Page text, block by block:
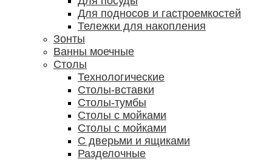
Для подносов и гастроемкостей
Тележки для накопления
Зонты
Ванны моечные
Столы
Технологические
Столы-вставки
Столы-тумбы
Столы с мойками
Столы с мойками
С дверьми и ящиками
Разделочные